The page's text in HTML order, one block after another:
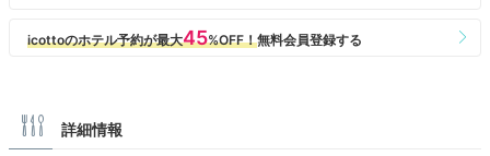
また、客室数に比べてカラン・シャワーの数が少なすぎる｡
客室のバスが使い辛いので尚のことカラン・シャワーはもっと多くするべ
詳細情報